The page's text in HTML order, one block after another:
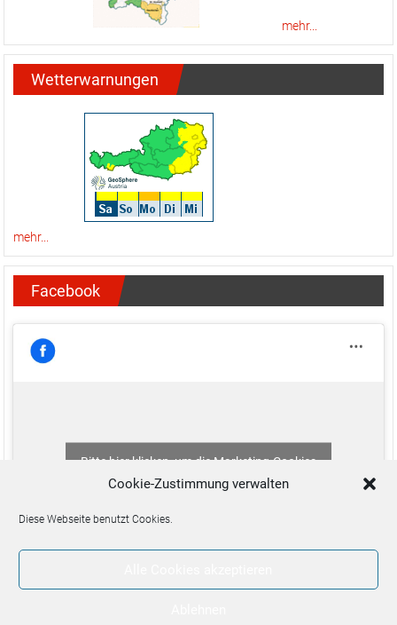
Cookie-Zustimmung verwalten
Diese Webseite benutzt Cookies.
mehr...
Wetterwarnungen
mehr...
Facebook
Bitte hier klicken, um die Marketing-Cookies
zu akzeptieren und diesen Inhalt zu aktivieren